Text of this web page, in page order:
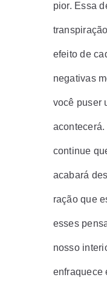
pior. Essa
efeito de
negativas
você puser
continue
acabará
ração que
esses
nosso
enfraquece